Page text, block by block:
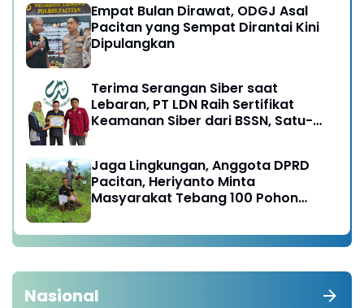
Empat Bulan Dirawat, ODGJ Asal
Pacitan yang Sempat Dirantai Kini
Dipulangkan
Terima Serangan Siber saat
Lebaran, PT LDN Raih Sertifikat
Keamanan Siber dari BSSN, Satu-
Jaga Lingkungan, Anggota DPRD
Pacitan, Heriyanto Minta
Masyarakat Tebang 100 Pohon
Nasional